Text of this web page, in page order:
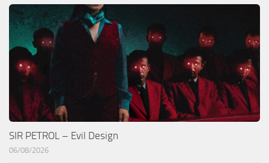
SIR PETROL – Evil Design
06/08/2026